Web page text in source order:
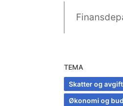
TEMA
Skatter og
Økonomi og